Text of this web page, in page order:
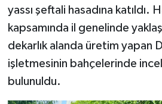
yassı şeftali hasadına katıldı.
kapsamında il genelinde
dekarlık alanda üretim yapan
işletmesinin bahçelerinde
bulunuldu.